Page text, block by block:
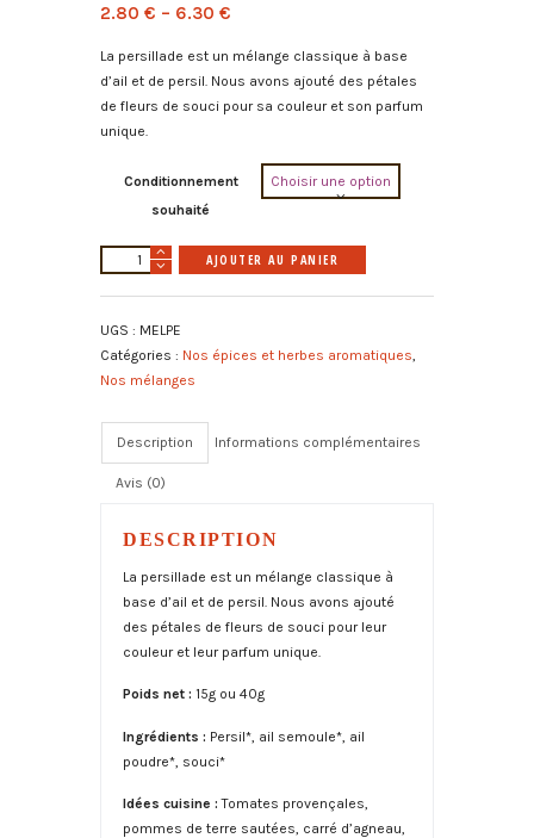
2.80 € – 6.30 €
La persillade est un mélange classique à base
d’ail et de persil. Nous avons ajouté des pétales
de fleurs de souci pour sa couleur et son parfum
unique.
Conditionnement
souhaité
quantité
bio
AJOUTER AU PANIER
r
UGS : MELPE
Catégories : Nos épices et herbes aromatiques,
Nos mélanges
Description Informations complémentaires
Avis (0)
DESCRIPTION
La persillade est un mélange classique à
base d’ail et de persil. Nous avons ajouté
des pétales de fleurs de souci pour leur
couleur et leur parfum unique.
Poids net : 15g ou 40g
Ingrédients : Persil*, ail semoule*, ail
poudre*, souci*
Idées cuisine : Tomates provençales,
pommes de terre sautées, carré d’agneau,